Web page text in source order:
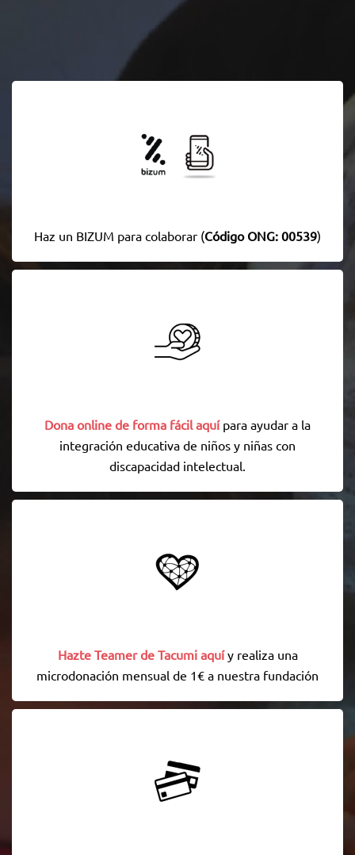
Haz un BIZUM para colaborar (Código ONG: 00539)
Dona online de forma fácil aquípara ayudar a la
integración educativa de niños y niñas con
discapacidad intelectual.
Hazte Teamer de Tacumi aquí y realiza una
microdonación mensual de 1€ a nuestra fundación